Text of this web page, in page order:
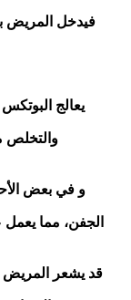
فيدخل المريض
يعالج
والتخلص
و في بعض
الجفن، مما
قد يشعر المريض